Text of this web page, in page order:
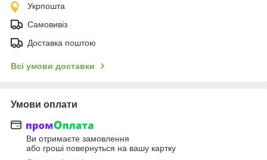
Укрпошта
Самовивіз
Доставка поштою
Всі умови доставки
Умови оплати
Ви отримаєте замовлення
або гроші повернуться на вашу картку